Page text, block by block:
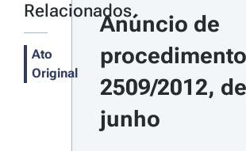
Relacionados
Ato
Original
Anúncio de
2509/2012,
junho